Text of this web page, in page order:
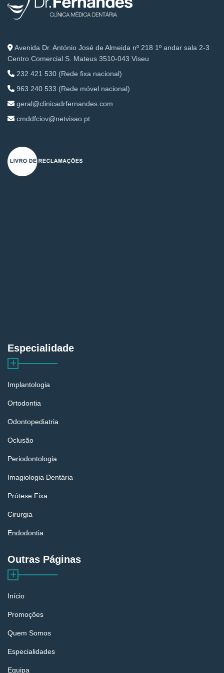
Avenida Dr. António José de Almeida nº 218 1º andar sala 2-3
Centro Comercial S. Mateus 3510-043 Viseu
232 421 530 (Rede fixa nacional)
963 240 533 (Rede móvel nacional)
geral@clinicadrfernandes.com
cmddfciov@netvisao.pt
Especialidade
Implantologia
Ortodontia
Odontopediatria
Oclusão
Periodontologia
Imagiologia Dentária
Prótese Fixa
Cirurgia
Endodontia
Outras Páginas
Início
Promoções
Quem Somos
Especialidades
Equipa